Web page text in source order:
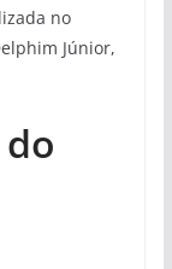
no
Júnior,